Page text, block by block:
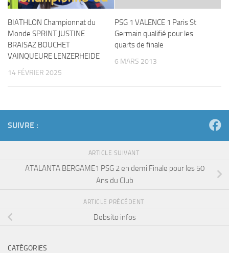
BIATHLON Championnat du
Monde SPRINT JUSTINE
BRAISAZ BOUCHET
VAINQUEURE LENZERHEIDE
14 FÉVRIER 2025
PSG 1 VALENCE 1 Paris St
Germain qualifié pour les
quarts de finale
6 MARS 2013
SUIVRE :
ARTICLE SUIVANT
ATALANTA BERGAME1 PSG 2 en demi Finale pour les 50
Ans du Club
ARTICLE PRÉCÉDENT
Debsito infos
CATÉGORIES